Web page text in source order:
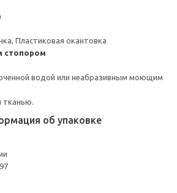
Пластиковая окантовка
стопором
водой или неабразивным моющим
тканью.
об упаковке